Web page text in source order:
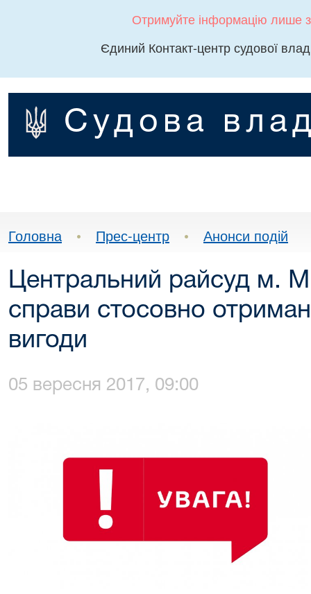
Отримуйте інформацію лише
Єдиний Контакт-центр судової
Судова
Головна • Прес-центр • Анонси подій
Центральний райсуд м.
справи стосовно
вигоди
05 вересня 2017, 09:00